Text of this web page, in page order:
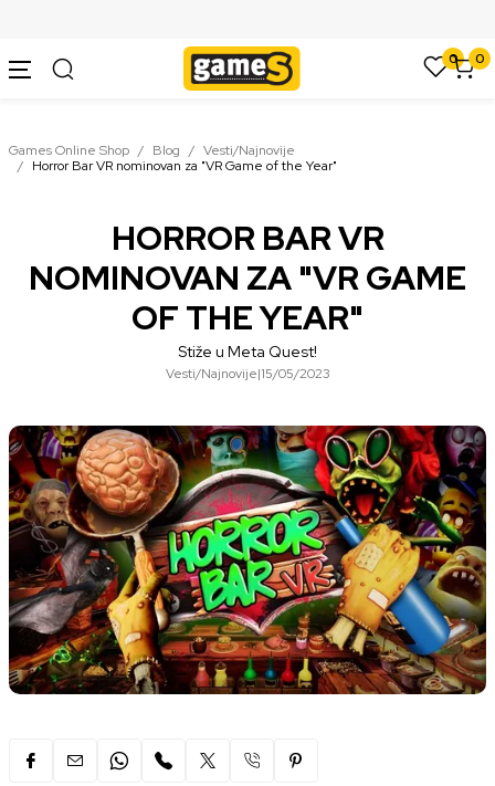
0 0
Games Online Shop Blog
Vesti/Najnovije
Horror Bar VR nominovan za "VR Game of the Year"
HORROR BAR VR
NOMINOVAN ZA "VR GAME
OF THE YEAR"
Stiže u Meta Quest!
Vesti/Najnovije|15/05/2023